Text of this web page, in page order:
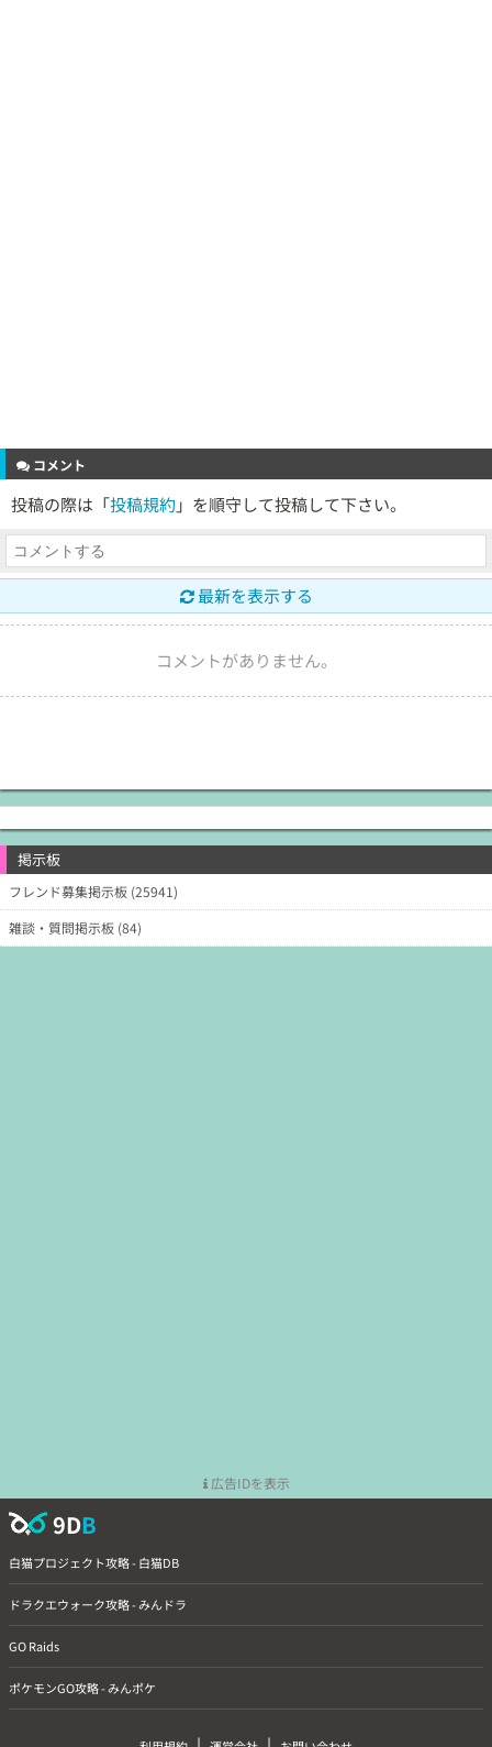
コメント
投稿の際は「投稿規約 」を順守して投稿して下さい。
最新を表示する
コメントがありません。
掲示板
フレンド募集掲示板 (25941)
雑談・質問掲示板 (84)
広告IDを表示
9DB
白猫プロジェクト攻略 - 白猫DB
ドラクエウォーク攻略 - みんドラ
GO Raids
ポケモンGO攻略 - みんポケ